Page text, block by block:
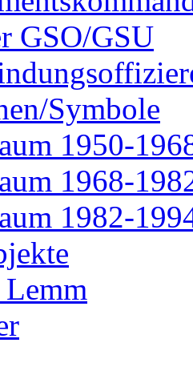
GSO/GSU
Symbole
1950-
1968-
1982-